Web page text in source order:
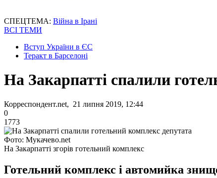
СПЕЦТЕМА: Війна в Ірані
ВСІ ТЕМИ
Вступ України в ЄС
Теракт в Барселоні
На Закарпатті спалили
Корреспондент.net, 21 липня 2019, 12:44
0
1773
Фото: Мукачево.net
На Закарпатті згорів готельний комплекс
Готельний комплекс і автомийка